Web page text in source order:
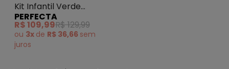
Kit Infantil Verde
Tênis+Chinelo+Relógio
PERFECTA
R$ 109,99R$ 129,99
ou 3x de R$ 36,66 sem
juros